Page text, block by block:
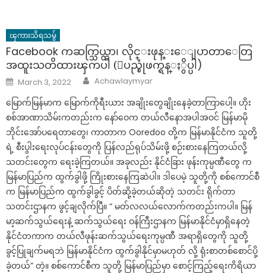
ၾကားသိရသမွ်
Facebook ကဆက္သြယ္တာ၊ လိုင္းဖုန္းေျပာတာေတြ
အထူးသတိထားၾကပါ (ျပည္စုံဖက္ရန္ႏွိပ္ပါ)
Posted
on
March 3, 2022 Author
Achawlaymyar
မြောက်မြန်မာက မြောက်ကိုရီးယား အချိုးတွေချိုးနေခဲ့တာကြာပေါ့။ ဟိုး
စစ်အာဏာသိမ်းကတည်းက နော်ဝေက တယ်လီနောအပါအဝင် မြန်မာမို
ဘိုင်းအော်ပရေတာတွေ၊ ကာတာက Ooredoo တို့က မြန်မာနိုင်ငံက သူတို့
ရဲ့ စီးပွါးရေးလုပ်ငန်းတွေကို ပြန်လည်ရုပ်သိမ်းဖို့ စဉ်းစားနေကြတယ်လို့
သတင်းတွေက ရေးခဲ့ကြတယ်။ အခုလည်း နိုင်ငံခြား ဖုန်းကုမ္ပဏီတွေ က
မြန်မာပြည်က ထွက်ခွါဖို့ ကြိုးစားနေကြဆဲပါ။ ဒါပေမဲ့ သူတို့ကို စစ်ကောင်စီ
က မြန်မာပြည်က ထွက်ခွါခွင့် ပိတ်ဆို့ခဲ့တယ်ဆိုတဲ့ သတင်း ရိုက်တာ
သတင်းဌာနက ဖွင့်ချလိုက်ပြီ။ “ မတ်လလယ်လောက်ကတည်းကပါ။ မြန်
မာ့ဆက်သွယ်ရေးနဲ့ ဆက်သွယ်ရေး ဝန်ကြီးဌာနက မြန်မာနိုင်ငံမှာရှိနေတဲ့
နိုင်ငံတကာက တယ်လီဖုန်းဆက်သွယ်ရေးကုမ္ပဏီ အရာရှိတွေကို သူတို့
ခွင့်ပြုချက်မရဘဲ မြန်မာနိုင်ငံက ထွက်ခွါနိုင်မှာမဟုတ် လို့ ရုံးစာတစ်စောင်ပို့
ခဲ့တယ်” တဲ့။ စစ်ကောင်စီက သူတို့ မြန်မာပြည်မှာ စောင့်ကြည့်ရေးကိရိယာ